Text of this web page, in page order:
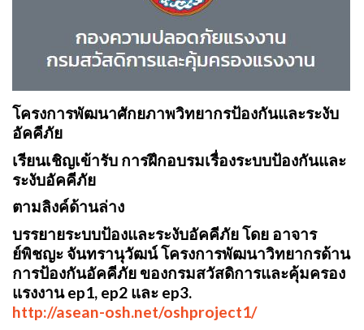
โครงการพัฒนาศักยภาพวิทยากรป้องกันและระงับ
อัคคีภัย
เรียนเชิญเข้ารับ การฝึกอบรมเรื่องระบบป้องกันและ
ระงับอัคคีภัย
ตามลิงค์ด้านล่าง
บรรยายระบบป้องและระงับอัคคีภัย โดย อาจาร
ย์พิชญะ จันทรานุวัฒน์ โครงการพัฒนาวิทยากรด้าน
การป้องกันอัคคีภัย ของกรมสวัสดิการและคุ้มครอง
แรงงาน ep1, ep2 และ ep3.
http://asean-osh.net/oshproject1/